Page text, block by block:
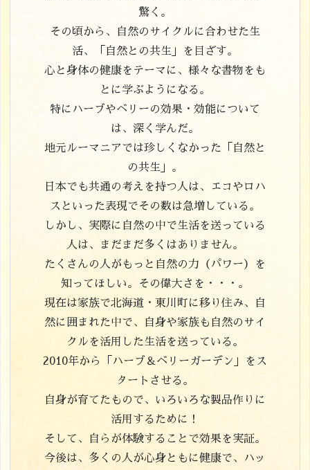
驚く。
その頃から、自然のサイクルに合わせた生
活、「自然との共生」を目ざす。
心と身体の健康をテーマに、様々な書物をも
とに学ぶようになる。
特にハーブやベリーの効果・効能について
は、深く学んだ。
地元ルーマニアでは珍しくなかった「自然と
の共生」。
日本でも共通の考えを持つ人は、エコやロハ
スといった表現でその数は急増している。
しかし、実際に自然の中で生活を送っている
人は、まだまだ多くはありません。
たくさんの人がもっと自然の力（パワー）を
知ってほしい。その偉大さを・・・。
現在は家族で北海道・東川町に移り住み、自
然に囲まれた中で、自身や家族も自然のサイ
クルを活用した生活を送っている。
2010年から「ハーブ＆ベリーガーデン」をス
タートさせる。
自身が育てたもので、いろいろな製品作りに
活用するために！
そして、自らが体験することで効果を実証。
今後は、多くの人が心身ともに健康で、ハッ